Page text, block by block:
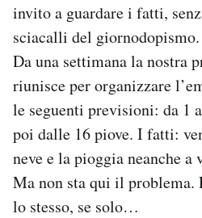
Area Personale
Newsletter
Notifiche mobile
Regala il Post
Hai bisogno di aiuto?
Esci
invito a guardare i fatti,
sciacalli del giornodopismo.
Da una settimana la nostra
riunisce per organizzare
le seguenti previsioni: da 1
poi dalle 16 piove. I fatti:
neve e la pioggia neanche
Ma non sta qui il problema.
lo stesso, se solo…